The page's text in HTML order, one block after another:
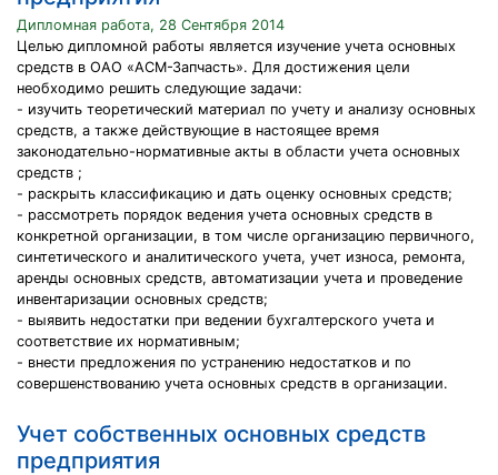
Дипломная работа, 28 Сентября 2014
Целью дипломной работы является изучение учета основных
средств в ОАО «АСМ-Запчасть». Для достижения цели
необходимо решить следующие задачи:
- изучить теоретический материал по учету и анализу основных
средств, а также действующие в настоящее время
законодательно-нормативные акты в области учета основных
средств ;
- раскрыть классификацию и дать оценку основных средств;
- рассмотреть порядок ведения учета основных средств в
конкретной организации, в том числе организацию первичного,
синтетического и аналитического учета, учет износа, ремонта,
аренды основных средств, автоматизации учета и проведение
инвентаризации основных средств;
- выявить недостатки при ведении бухгалтерского учета и
соответствие их нормативным;
- внести предложения по устранению недостатков и по
совершенствованию учета основных средств в организации.
Учет собственных основных средств
предприятия